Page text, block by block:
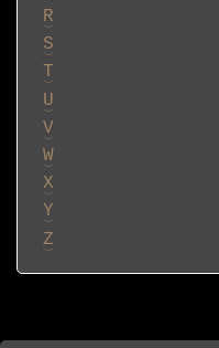
R
S
T
U
V
W
X
Y
Z